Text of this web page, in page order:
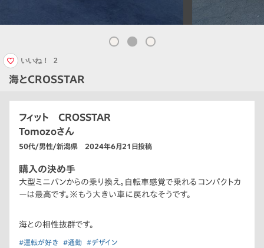
海とCROSSTAR
いいね！ 2
フィット CROSSTAR
Tomozoさん
50代/男性/新潟県 2024年6月21日投稿
購入の決め手
大型ミニバンからの乗り換え。自転車感覚で乗れるコンパクトカ
ーは最高です。※もう大きい車に戻れなそうです。
海との相性抜群です。
#運転が好き #通勤 #デザイン